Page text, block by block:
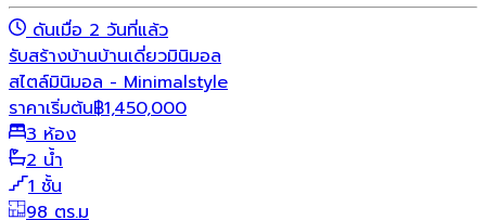
ดันเมื่อ 2 วันที่แล้ว
รับสร้างบ้านบ้านเดี่ยวมินิมอล
สไตล์มินิมอล - Minimalstyle
ราคาเริ่มต้น฿1,450,000
3 ห้อง
2 น้ำ
1 ชั้น
98 ตร.ม